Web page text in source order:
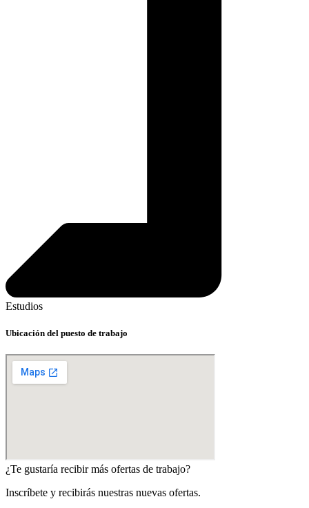
Estudios
Ubicación del puesto de trabajo
¿Te gustaría recibir más ofertas de trabajo?
Inscríbete y recibirás nuestras nuevas ofertas.